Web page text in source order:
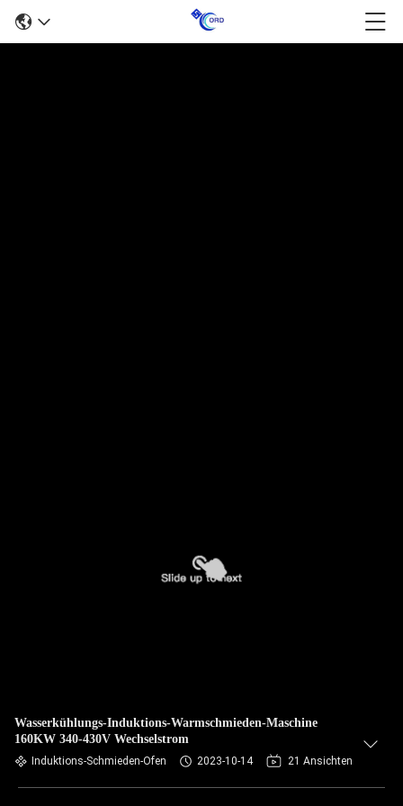
Wasserkühlungs-Induktions-Warmschmieden-Maschine
160KW 340-430V Wechselstrom
Induktions-Schmieden-Ofen 2023-10-14 21 Ansichten